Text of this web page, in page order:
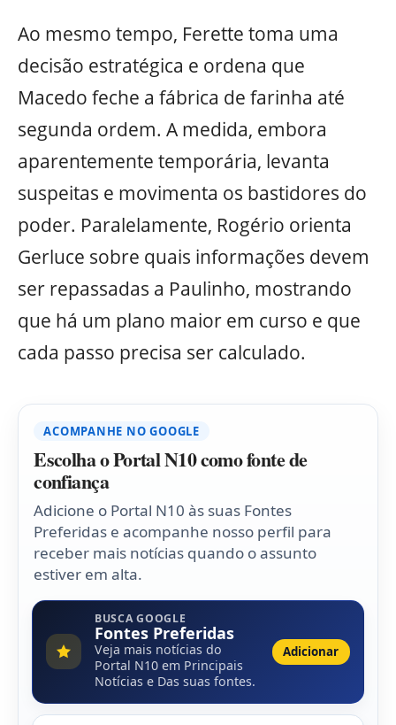
Ao mesmo tempo, Ferette toma uma
decisão estratégica e ordena que
Macedo feche a fábrica de farinha até
segunda ordem. A medida, embora
aparentemente temporária, levanta
suspeitas e movimenta os bastidores do
poder. Paralelamente, Rogério orienta
Gerluce sobre quais informações devem
ser repassadas a Paulinho, mostrando
que há um plano maior em curso e que
cada passo precisa ser calculado.
ACOMPANHE NO GOOGLE
Escolha o Portal N10 como fonte de
confiança
Adicione o Portal N10 às suas Fontes
Preferidas e acompanhe nosso perfil para
receber mais notícias quando o assunto
estiver em alta.
BUSCA GOOGLE
Fontes Preferidas
Veja mais notícias do
Portal N10 em Principais
Notícias e Das suas fontes.
Adicionar